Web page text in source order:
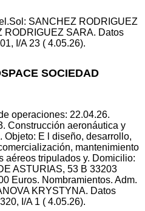
SANCHEZ RODRIGUEZ
SARA. Datos
I/A 23 ( 4.05.26).
SOCIEDAD
operaciones: 22.04.26.
Construcción aeronáutica y
Objeto: E l diseño, desarrollo,
mantenimiento
aéreos tripulados y. Domicilio:
ASTURIAS, 53 B 33203
Euros. Nombramientos. Adm.
KRYSTYNA. Datos
I/A 1 ( 4.05.26).